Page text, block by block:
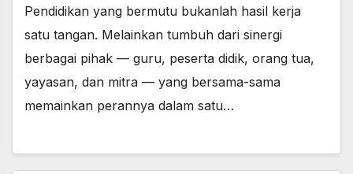
Pendidikan yang bermutu bukanlah hasil kerja
satu tangan. Melainkan tumbuh dari sinergi
berbagai pihak — guru, peserta didik, orang tua,
yayasan, dan mitra — yang bersama-sama
memainkan perannya dalam satu…